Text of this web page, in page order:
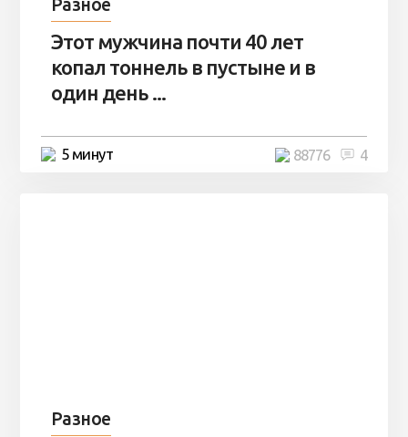
Разное
Этот мужчина почти 40 лет
копал тоннель в пустыне и в
один день ...
5 минут 4
88776
Разное